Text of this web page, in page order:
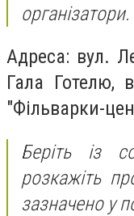
організатори.
Адреса: вул.
Гала Готелю,
"Фільварки-
Беріть із
розкажіть
зазначено у